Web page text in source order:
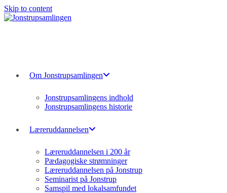
Skip to content
Om Jonstrupsamlingen
Jonstrupsamlingens indhold
Jonstrupsamlingens historie
Læreruddannelsen
Læreruddannelsen i 200 år
Pædagogiske strømninger
Læreruddannelsen på Jonstrup
Seminarist på Jonstrup
Samspil med lokalsamfundet